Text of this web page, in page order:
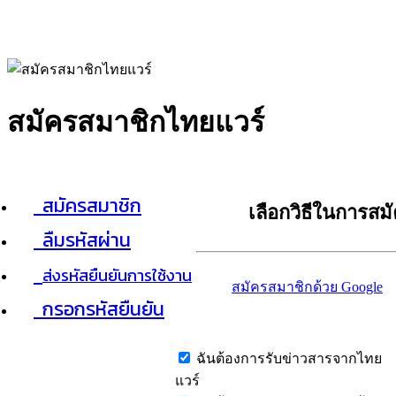
สมัครสมาชิกไทยแวร์
สมัครสมาชิก
ลืมรหัสผ่าน
ส่งรหัสยืนยันการใช้งาน
กรอกรหัสยืนยัน
เลือกวิธีในการส
สมัครสมาชิกด้วย Google
ฉันต้องการรับข่าวสารจากไทย
แวร์